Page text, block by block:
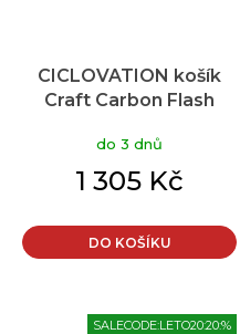
CICLOVATION košík
Craft Carbon Flash
do 3 dnů
1 305 Kč
DO KOŠÍKU
SALECODE:LETO20:20:%